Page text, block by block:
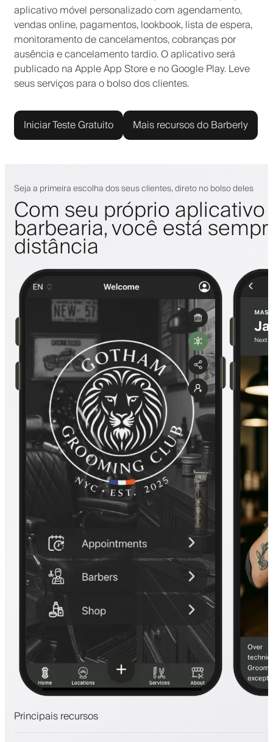
aplicativo móvel personalizado com agendamento,
vendas online, pagamentos, lookbook, lista de espera,
monitoramento de cancelamentos, cobranças por
ausência e cancelamento tardio. O aplicativo será
publicado na Apple App Store e no Google Play. Leve
seus serviços para o bolso dos clientes.
Iniciar Teste Gratuito Mais recursos do Barberly
Seja a primeira escolha dos seus clientes, direto no bolso deles
Com seu próprio
barbearia, você está
distância
Principais recursos